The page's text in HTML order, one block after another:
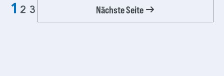
1 2 3 Nächste Seite